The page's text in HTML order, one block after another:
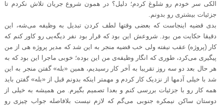
الکی سر خودم رو شلوغ کردم؛ دلیل؟ در همون شروع جریان تلاش نکردم تا
جزئیات بیشتری رو بدونم.
بدی قضیه اینجاست که بعضی وقتها لطف کردن تبدیل به وظیفه می‌شه، این
دقیقا حکایت من بود. شروعش این بود که قرار بود نفر دیگه‌یی رو کاور کنم که
کار (پروژه) عقب نیفته ولی خب قضیه منجر به این شد که مدیر پروژه هی از من
پیگیری می‌کرد، طوری که انگار وظیفه‌ی من این بوده؛ خوبی ماجرا این بود که به
هر حال بعد دو سه روز تقریبا به آخر کار رسیدیم، همین «بله» گفتن منجر به این
شد با خیلی آدمها از نزدیک کار کردم و مهمتر اینکه بدونم قبل از «بله» گفتن باید
همه کار رو با جزئیات بررسی کنم و بعدا تصمیم بگیرم. من همیشه به خیلی از
دوستان ساکن نیمکره جنوبی می‌گم که لازم نیست بلافاصله جواب چیزی رو